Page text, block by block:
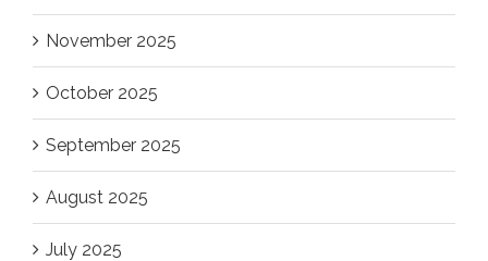
November 2025
October 2025
September 2025
August 2025
July 2025